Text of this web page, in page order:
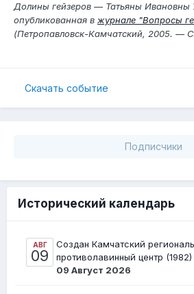
Долины гейзеров — Татьяны Ивановны
опубликованная в журнале "Вопросы
(Петропавловск-Камчатский, 2005. —
Скачать событие
Подписчики
Исторический календарь
АВГ
09
Создан Камчатский
противолавинный центр (1982)
09 Август 2026